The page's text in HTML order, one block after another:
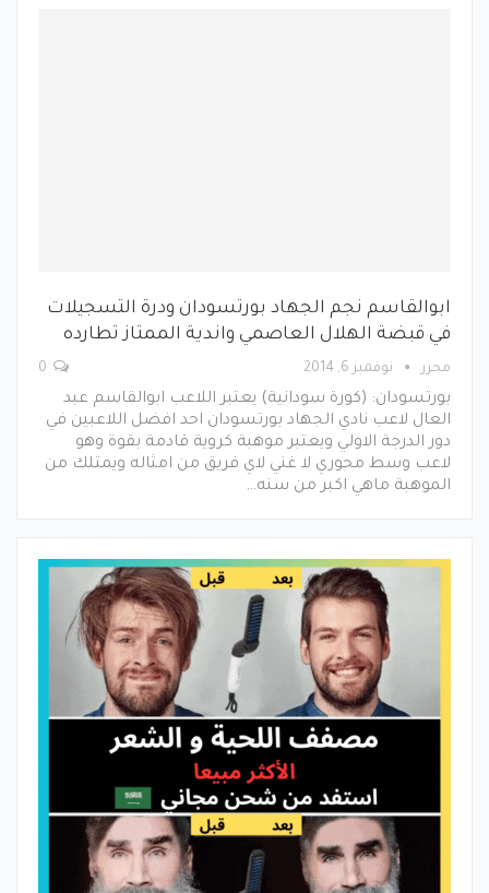
ابوالقاسم نجم الجهاد بورتسودان ودرة التسجيلات
في قبضة الهلال العاصمي واندية الممتاز تطارده
محرر نوفمبر 6, 2014
بورتسودان: (كورة سودانية) يعتبر اللاعب ابوالقاسم عبد
العال لاعب نادي الجهاد بورتسودان احد افضل اللاعبين في
دور الدرجة الاولي ويعتبر موهبة كروية قادمة بقوة وهو
لاعب وسط محوري لا غني لاي فريق من امثاله ويمتلك من
الموهبة ماهي اكبر من سنه…